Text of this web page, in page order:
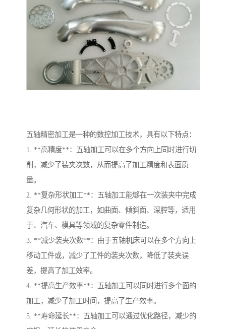
五轴精密加工是一种的数控加工技术，具有以下特点：
1. **高精度**：五轴加工可以在多个方向上同时进行切
削，减少了装夹次数，从而提高了加工精度和表面质
量。
2. **复杂形状加工**：五轴加工能够在一次装夹中完成
复杂几何形状的加工，如曲面、倾斜面、深腔等，适用
于、汽车、模具等领域的复杂零件制造。
3. **减少装夹次数**：由于五轴机床可以在多个方向上
移动工件或，减少了工件的装夹次数，降低了装夹误
差，提高了加工效率。
4. **提高生产效率**：五轴加工可以同时进行多个面的
加工，减少了加工时间，提高了生产效率。
5. **寿命延长**：五轴加工可以通过优化路径，减少的